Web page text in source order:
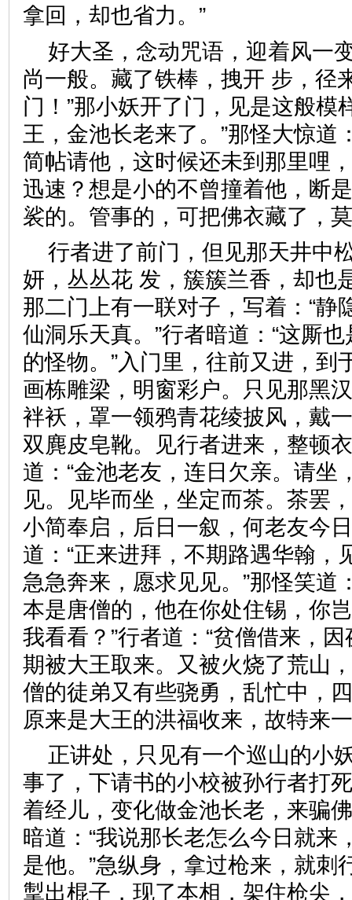
拿回，却也省力。”
好大圣，念动咒语，迎着风一
尚一般。藏了铁棒，拽开 步，径
门！”那小妖开了门，见是这般模
王，金池长老来了。”那怪大惊道
简帖请他，这时候还未到那里哩
迅速？想是小的不曾撞着他，断
裟的。管事的，可把佛衣藏了
行者进了前门，但见那天井中
妍，丛丛花 发，簇簇兰香，却也
那二门上有一联对子，写着：“静
仙洞乐天真。”行者暗道：“这厮
的怪物。”入门里，往前又进，到
画栋雕梁，明窗彩户。只见那黑
袢袄，罩一领鸦青花绫披风，戴
双麂皮皂靴。见行者进来，整顿
道：“金池老友，连日欠亲。请坐
见。见毕而坐，坐定而茶。茶罢
小简奉启，后日一叙，何老友今
道：“正来进拜，不期路遇华翰，
急急奔来，愿求见见。”那怪笑道
本是唐僧的，他在你处住锡，你
我看看？”行者道：“贫僧借来，
期被大王取来。又被火烧了荒山
僧的徒弟又有些骁勇，乱忙中，
原来是大王的洪福收来，故特
正讲处，只见有一个巡山的小
事了，下请书的小校被孙行者打
着经儿，变化做金池长老，来骗
暗道：“我说那长老怎么今日就来
是他。”急纵身，拿过枪来，就刺
掣出棍子，现了本相，架住枪尖